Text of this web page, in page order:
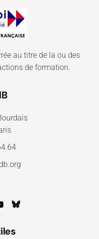
au titre de la ou des
de formation.